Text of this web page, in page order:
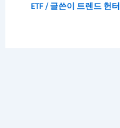
ETF/ 글쓴이 트렌드 헌터